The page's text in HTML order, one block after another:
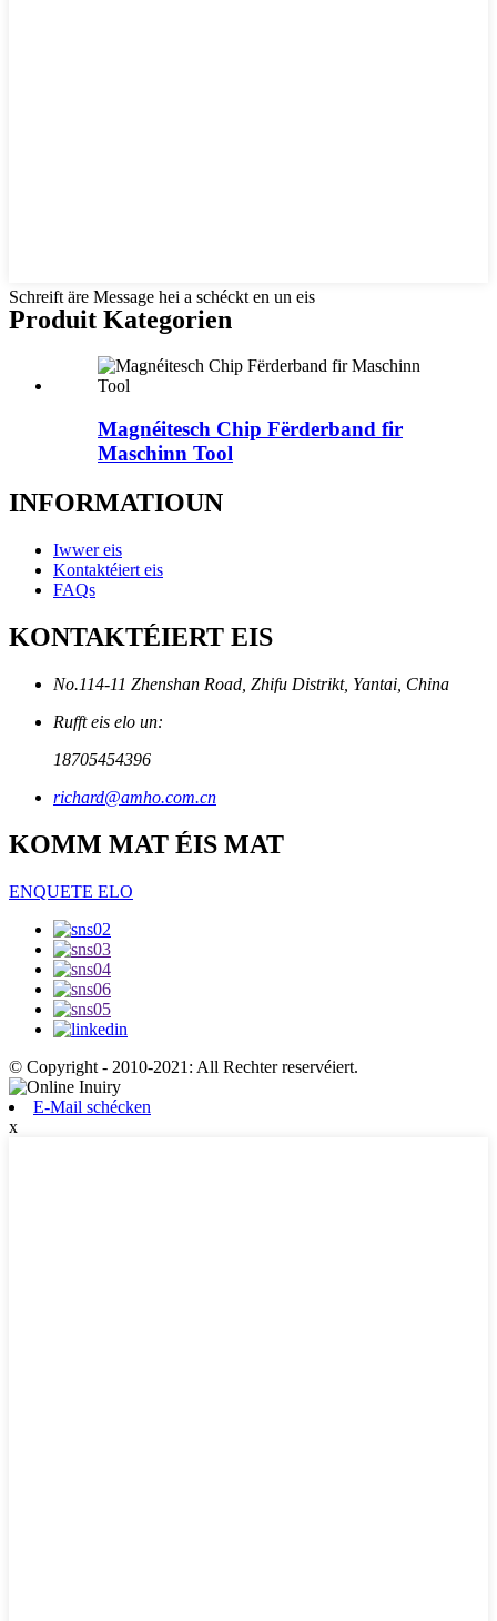
Schreift äre Message hei a schéckt en un eis
Produit Kategorien
Magnéitesch Chip Fërderband fir
Maschinn Tool
INFORMATIOUN
Iwwer eis
Kontaktéiert eis
FAQs
KONTAKTÉIERT EIS
No.114-11 Zhenshan Road, Zhifu Distrikt, Yantai, China
Rufft eis elo un:
18705454396
richard@amho.com.cn
KOMM MAT ÉIS MAT
ENQUETE ELO
© Copyright - 2010-2021: All Rechter reservéiert.
E-Mail schécken
x